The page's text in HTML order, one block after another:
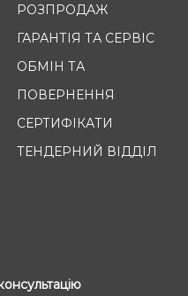
РОЗПРОДАЖ
ГАРАНТІЯ ТА СЕРВІС
ОБМІН ТА
ПОВЕРНЕННЯ
СЕРТИФІКАТИ
ТЕНДЕРНИЙ ВІДДІЛ